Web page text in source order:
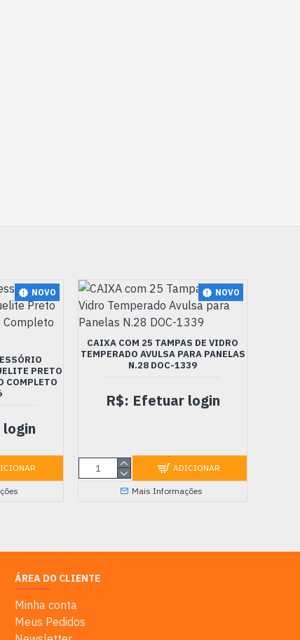
NOVO
PRETO
COMPLETO
NOVO
CAIXA COM 25 TAMPAS DE VIDRO
TEMPERADO AVULSA PARA PANELAS
N.28 DOC-1339
R$: Efetuar login
ADICIONAR
Mais Informações
ÁREA DO CLIENTE
Minha conta
Meus Pedidos